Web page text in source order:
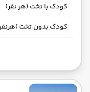
کودک با تخت (هر نفر)
کودک بدون تخت